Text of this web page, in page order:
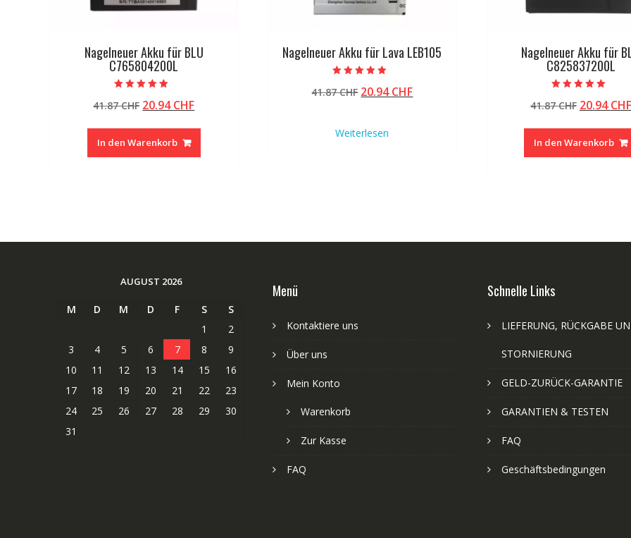
Nagelneuer Akku für BLU
C765804200L
5.00
von 5
41.87CHF Ursprünglicher
war:
41.87 CHF
20.94CHFAktueller
In den Warenkorb
Nagelneuer Akku für Lava LEB105
4.50
von 5
41.87CHF Ursprünglicher
41.87 CHF
20.94CHFAktueller
Weiterlesen
Nagelneuer Akku für
C825837200L
5.00
von 5
41.87CHF
war:
41.87 CHF
20.94CHF
In den Warenkorb
AUGUST 2026
M D M D F S
S
1
2
3
4 5 6 7 8
9
10
11 12 13 14 15
16
17
18 19 20 21 22
23
24
25 26 27 28 29
30
31
Menü
Kontaktiere uns
Über uns
Mein Konto
Warenkorb
Zur Kasse
FAQ
Schnelle Links
LIEFERUNG, RÜCKGABE
STORNIERUNG
GELD-ZURÜCK-GARANTIE
GARANTIEN & TESTEN
FAQ
Geschäftsbedingungen